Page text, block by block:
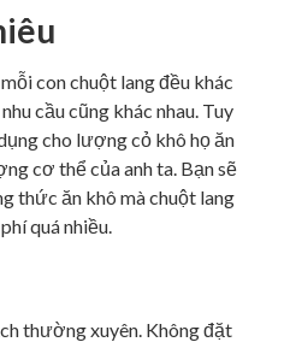
con chuột lang đều khác
cầu cũng khác nhau. Tuy
cho lượng cỏ khô họ ăn
cơ thể của anh ta. Bạn sẽ
thức ăn khô mà chuột lang
quá nhiều.
thường xuyên. Không đặt